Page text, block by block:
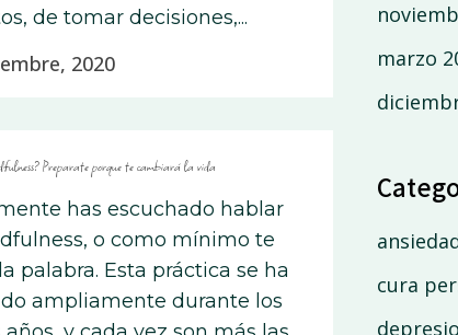
de tomar decisiones,...
2020
Preparate porque te cambiará la vida
has escuchado hablar
o como mínimo te
palabra. Esta práctica se ha
ampliamente durante los
marzo
cura